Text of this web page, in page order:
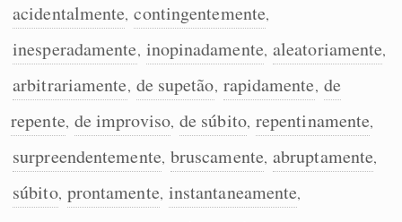
Resumir Texto
Corrigir Texto
Detector de IA
Humanizador de IA
acidentalmente, contingentemente,
inesperadamente, inopinadamente, aleatoriamente,
arbitrariamente, de supetão, rapidamente, de
repente, de improviso, de súbito, repentinamente,
surpreendentemente, bruscamente, abruptamente,
súbito, prontamente, instantaneamente,